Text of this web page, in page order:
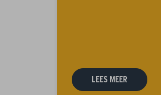
LEES MEER